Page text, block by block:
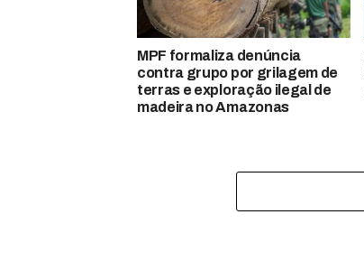
MPF formaliza denúncia
contra grupo por grilagem de
terras e exploração ilegal de
madeira no Amazonas